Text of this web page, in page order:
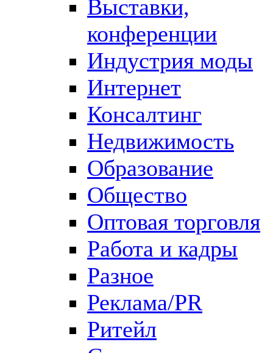
Выставки,
конференции
Индустрия моды
Интернет
Консалтинг
Недвижимость
Образование
Общество
Оптовая торговля
Работа и кадры
Разное
Реклама/PR
Ритейл